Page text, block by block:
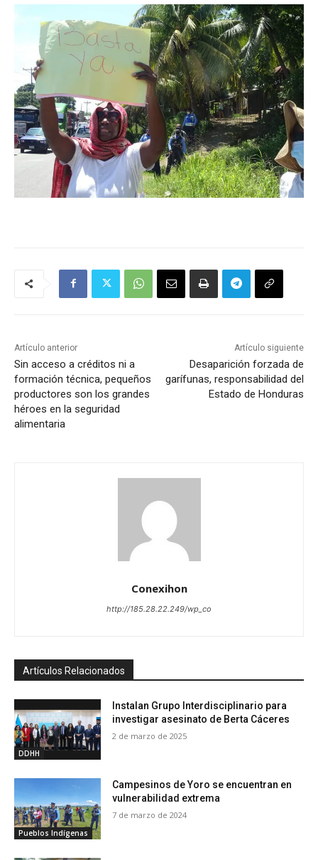
Artículo anterior
Sin acceso a créditos ni a
formación técnica, pequeños
productores son los grandes
héroes en la seguridad
alimentaria
Artículo siguiente
Desaparición forzada de
garífunas, responsabilidad del
Estado de Honduras
Conexihon
http://185.28.22.249/wp_co
Artículos Relacionados
DDHH
Instalan Grupo Interdisciplinario para
investigar asesinato de Berta Cáceres
2 de marzo de 2025
Pueblos Indígenas
Campesinos de Yoro se encuentran en
vulnerabilidad extrema
7 de marzo de 2024